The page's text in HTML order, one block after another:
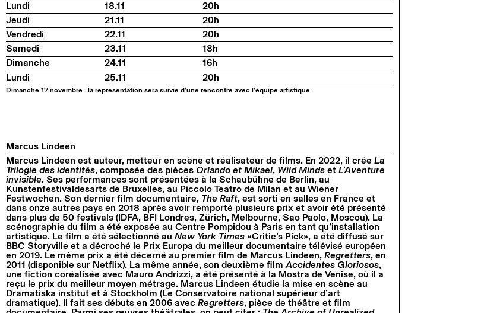
Lundi
18.11
20h
Jeudi
21.11
20h
Vendredi
22.11
20h
Samedi
23.11
18h
Dimanche
24.11
16h
Lundi
25.11 20h
Dimanche 17 novembre : la représentation sera suivie d’une rencontre avec l’équipe artistique
Marcus Lindeen
Marcus Lindeen est auteur, metteur en scène et réalisateur de films. En 2022, il crée La
Trilogie des identités, composée des pièces Orlando et Mikael, Wild Minds et L’Aventure
invisible. Ses performances sont présentées à la Schaubühne de Berlin, au
Kunstenfestivaldesarts de Bruxelles, au Piccolo Teatro de Milan et au Wiener
Festwochen. Son dernier film documentaire, The Raft, est sorti en salles en France et
dans onze autres pays en 2018 après avoir remporté plusieurs prix et avoir été présenté
dans plus de 50 festivals (IDFA, BFI Londres, Zürich, Melbourne, Sao Paolo, Moscou). La
scénographie du film a été exposée au Centre Pompidou à Paris en tant qu’installation
artistique. Le film a été sélectionné au New York Times «Critic’s Pick», a été diffusé sur
BBC Storyville et a décroché le Prix Europa du meilleur documentaire télévisé européen
en 2019. Le même prix a été décerné au premier film de Marcus Lindeen, Regretters, en
2011 (disponible sur Netflix). La même année, son deuxième filmAccidentes Gloriosos,
une fiction coréalisée avec Mauro Andrizzi, a été présenté à la Mostra de Venise, où il a
reçu le prix du meilleur moyen métrage. Marcus Lindeen étudie la mise en scène au
Dramatiska institut et à Stockholm (Le Conservatoire national supérieur d’art
dramatique). Il fait ses débuts en 2006 avec Regretters, pièce de théâtre et film